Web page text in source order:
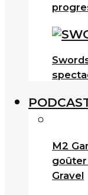
M2
goûter
Gravel